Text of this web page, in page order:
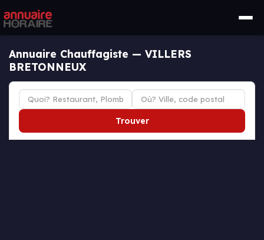
Annuaire Chauffagiste — VILLERS
BRETONNEUX
Trouver